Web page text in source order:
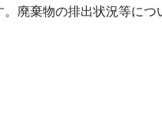
廃棄物の排出状況等に